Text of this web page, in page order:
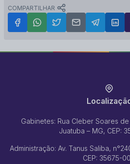
COMPARTILHAR
Gabinetes: Rua Cleber Soares
Juatuba – MG, CEP:
Administração: Av. Tanus Saliba,
CEP: 35675-